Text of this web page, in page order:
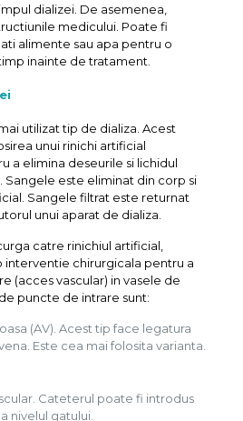
dializei. De asemenea,
medicului. Poate fi
alimente sau apa pentru o
inainte de tratament.
utilizat tip de dializa. Acest
unui rinichi artificial
a elimina deseurile si lichidul
Sangele este eliminat din corp si
Sangele filtrat este returnat
unui aparat de dializa.
catre rinichiul artificial,
chirurgicala pentru a
(acces vascular) in vasele de
puncte de intrare sunt:
(AV). Acest tip face legatura
Este cea mai folosita varianta.
Cateterul poate fi introdus
nivelul gatului.